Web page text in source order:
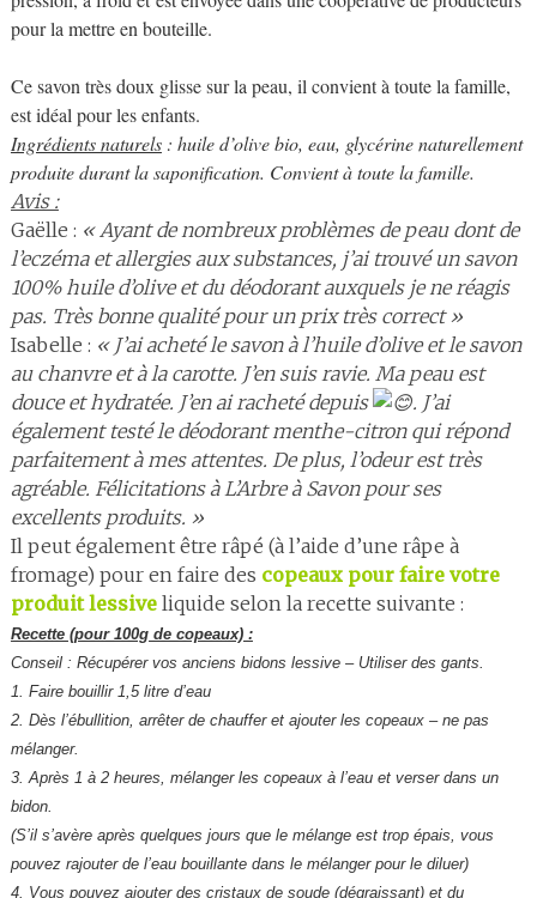
pour la mettre en bouteille.
Ce savon très doux glisse sur la peau, il convient à toute la famille,
est idéal pour les enfants.
Ingrédients naturels: huile d’olive bio, eau, glycérine naturellement
produite durant la saponification. Convient à toute la famille.
Avis :
Gaëlle : « Ayant de nombreux problèmes de peau dont de
l’eczéma et allergies aux substances, j’ai trouvé un savon
100% huile d’olive et du déodorant auxquels je ne réagis
pas. Très bonne qualité pour un prix très correct »
Isabelle : « J’ai acheté le savon à l’huile d’olive et le savon
au chanvre et à la carotte. J’en suis ravie. Ma peau est
douce et hydratée. J’en ai racheté depuis
. J’ai
également testé le déodorant menthe-citron qui répond
parfaitement à mes attentes. De plus, l’odeur est très
agréable. Félicitations à L’Arbre à Savon pour ses
excellents produits. »
Il peut également être râpé (à l’aide d’une râpe à
fromage) pour en faire des copeaux pour faire votre
produit lessiveliquide selon la recette suivante :
Recette (pour 100g de copeaux) :
Conseil : Récupérer vos anciens bidons lessive – Utiliser des gants.
1. Faire bouillir 1,5 litre d’eau
2. Dès l’ébullition, arrêter de chauffer et ajouter les copeaux – ne pas
mélanger.
3. Après 1 à 2 heures, mélanger les copeaux à l’eau et verser dans un
bidon.
(S’il s’avère après quelques jours que le mélange est trop épais, vous
pouvez rajouter de l’eau bouillante dans le mélanger pour le diluer)
4. Vous pouvez ajouter des cristaux de soude (dégraissant) et du